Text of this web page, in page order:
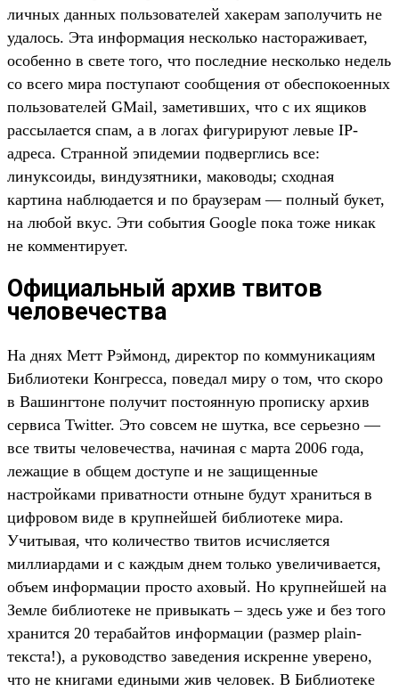
личных данных пользователей хакерам заполучить не
удалось. Эта информация несколько настораживает,
особенно в свете того, что последние несколько недель
со всего мира поступают сообщения от обеспокоенных
пользователей GMail, заметивших, что с их ящиков
рассылается спам, а в логах фигурируют левые IP-
адреса. Странной эпидемии подверглись все:
линуксоиды, виндузятники, маководы; сходная
картина наблюдается и по браузерам — полный букет,
на любой вкус. Эти события Google пока тоже никак
не комментирует.
Официальный архив твитов
человечества
На днях Метт Рэймонд, директор по коммуникациям
Библиотеки Конгресса, поведал миру о том, что скоро
в Вашингтоне получит постоянную прописку архив
сервиса Twitter. Это совсем не шутка, все серьезно —
все твиты человечества, начиная с марта 2006 года,
лежащие в общем доступе и не защищенные
настройками приватности отныне будут храниться в
цифровом виде в крупнейшей библиотеке мира.
Учитывая, что количество твитов исчисляется
миллиардами и с каждым днем только увеличивается,
объем информации просто аховый. Но крупнейшей на
Земле библиотеке не привыкать – здесь уже и без того
хранится 20 терабайтов информации (размер plain-
текста!), а руководство заведения искренне уверено,
что не книгами едиными жив человек. В Библиотеке